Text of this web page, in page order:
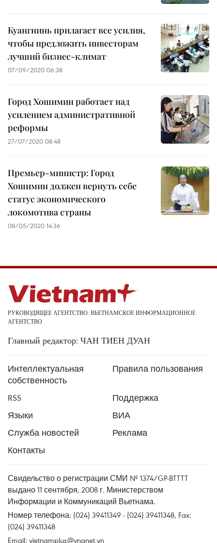
Куангнинь прилагает все усилия,
чтобы предложить инвесторам
лучший бизнес-климат
07/09/2020 06:38
Город Хошимин работает над
усилением административной
реформы
27/07/2020 08:48
Премьер-министр: Город
Хошимин должен вернуть себе
статус экономического
локомотива страны
08/05/2020 14:36
РУКОВОДЯЩЕЕ АГЕНТСТВО: ВЬЕТНАМСКОЕ ИНФОРМАЦИОННОЕ
АГЕНТСТВО
Главный редактор: ЧАН ТИЕН ДУАН
Интеллектуальная
собственность
Правила пользования
RSS
Поддержка
Языки
ВИА
Служба новостей
Реклама
Контакты
Свидельство о регистрации СМИ № 1374/GP-BTTTT
выдано 11 сентября, 2008 г. Министерством
Информации и Коммуникаций Вьетнама.
Номер телефона: (024) 39411349 - (024) 39411348, Fax:
(024) 39411348
Email: vietnamplus@vnanet.vn